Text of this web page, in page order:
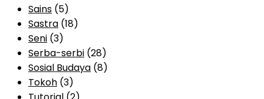
Sains (5)
Sastra (18)
Seni (3)
Serba-serbi (28)
Sosial Budaya (8)
Tokoh (3)